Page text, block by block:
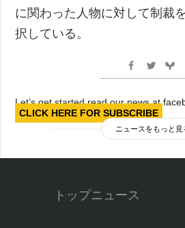
に関わった人物に対して制裁
択している。
Let’s get started read our news at
CLICK HERE FOR SUBSCRIBE
ニュースをもっと見
トップニュース